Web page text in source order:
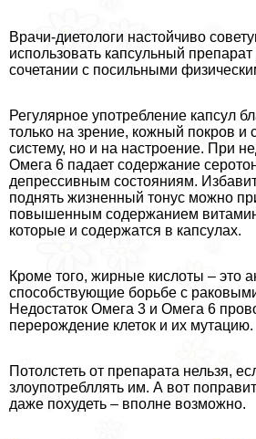
Врачи-диетологи настойчиво
использовать капсульный
сочетании с посильными
Регулярное употрeбление капсул
только на зрение, кожный покров и
систему, но и на настроение. При
Омега 6 падает содержание
депрессивным состояниям.
поднять жизненный тонус можно
повышенным содержанием
которые и содержатся в капсулах.
Кроме того, жирные кислоты – это
способствующие борьбе с
Недостаток Омега 3 и Омега 6
перерождение клеток и их мутацию.
Потолстеть от препарата нельзя,
злоупотрeбллять им. А вот
даже похудеть – вполне возможно.